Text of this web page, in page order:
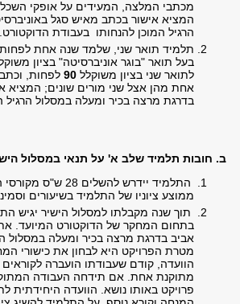
מכתבי המלצה, המעידים על אופקי
המציא אישור בכתב מאיש סגל
הרגיל המוכן להנחותו בעבודת הדוקטורט.
תלמיד תואר שני, שלמד שנה אחת לפחות
בעל תואר "בוגר אוניברסיטה" בציון
לתואר שני בציון משוקלל 90 לפחות, וכתב
אחת מהן אצל שני מורים שונים; המציא
בדרגת מרצה בכיר ומעלה במסלול הרגיל
ב. חובות תלמיד שלב א' על תנאי במסלול
התלמיד יידרש
ממוצע ציוניו של התלמיד בשיעורים
תוך שנה מקבלתו למסלול הישיר יגיש
בתחום המחקר של הדוקטורט המיועד.
אביב בדרגת מרצה בכיר ומעלה במסלול
מטרת הפרויקט היא לבחון את כישורי
הוועדה, קודם שעבודתו הועברה
מתוקנת אחת. אם תידחה העבודה
פרויקט באותו נושא. הוועדה